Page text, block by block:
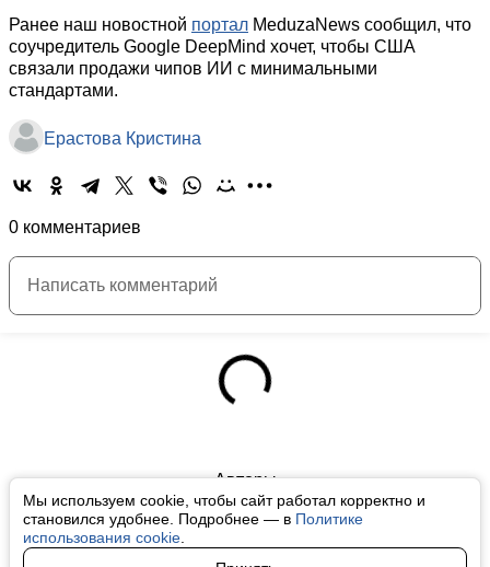
Мы используем cookie, чтобы сайт работал корректно и
становился удобнее. Подробнее — в Политике
использования cookie
Ранее наш новостной портал MeduzaNews сообщил, что
соучредитель Google DeepMind хочет, чтобы США
связали продажи чипов ИИ с минимальными
стандартами.
Ерастова Кристина
0 комментариев
Авторы
О нас
Архив